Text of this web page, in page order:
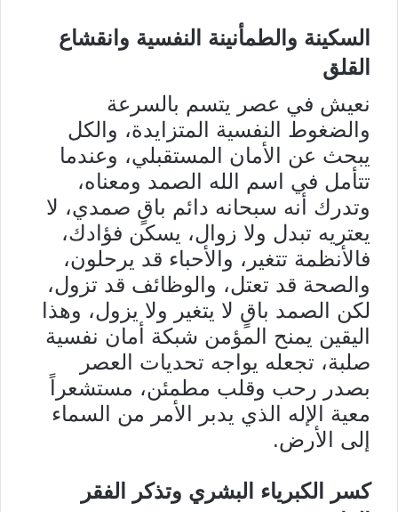
السكينة والطمأنينة النفسية وانقشاع
القلق
نعيش في عصر يتسم بالسرعة
والضغوط النفسية المتزايدة، والكل
يبحث عن الأمان المستقبلي، وعندما
تتأمل في اسم الله الصمد ومعناه،
وتدرك أنه سبحانه دائم باقٍ صمدي، لا
يعتريه تبدل ولا زوال، يسكن فؤادك،
فالأنظمة تتغير، والأحباء قد يرحلون،
والصحة قد تعتل، والوظائف قد تزول،
لكن الصمد باقٍ لا يتغير ولا يزول، وهذا
اليقين يمنح المؤمن شبكة أمان نفسية
صلبة، تجعله يواجه تحديات العصر
بصدر رحب وقلب مطمئن، مستشعراً
معية الإله الذي يدبر الأمر من السماء
إلى الأرض.
كسر الكبرياء البشري وتذكر الفقر